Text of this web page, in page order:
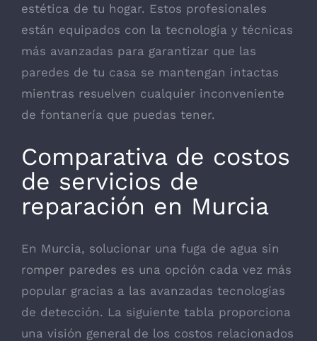
estética de tu hogar. Estos profesionales
están equipados con la tecnología y técnicas
más avanzadas para garantizar que las
paredes de tu casa se mantengan intactas
mientras resuelven cualquier inconveniente
de fontanería que puedas tener.
Comparativa de costos
de servicios de
reparación en Murcia
En Murcia, solucionar una fuga de agua sin
romper paredes es una opción cada vez más
popular gracias a las avanzadas tecnologías
de detección. La siguiente tabla proporciona
una visión general de los costos relacionados